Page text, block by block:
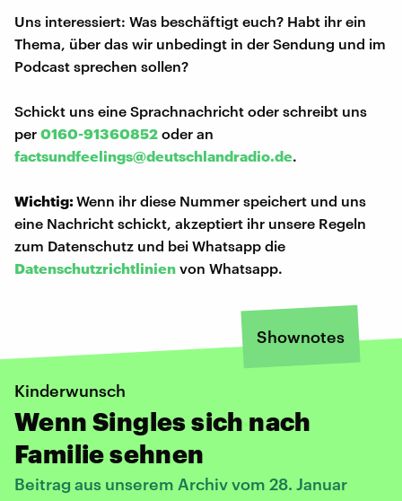
Uns interessiert: Was beschäftigt euch? Habt ihr ein
Thema, über das wir unbedingt in der Sendung und im
Podcast sprechen sollen?
Schickt uns eine Sprachnachricht oder schreibt uns
per 0160-91360852 oder an
factsundfeelings@deutschlandradio.de.
Wichtig:Wenn ihr diese Nummer speichert und uns
eine Nachricht schickt, akzeptiert ihr unsere Regeln
zum Datenschutz und bei Whatsapp die
Datenschutzrichtlinien von Whatsapp.
Shownotes
Kinderwunsch
Wenn Singles sich nach
Familie sehnen
Beitrag aus unserem Archiv vom 28. Januar